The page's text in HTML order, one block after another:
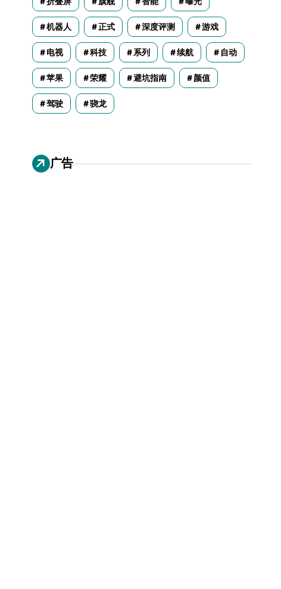
机器人 正式 深度评测 游戏
电视 科技 系列 续航 自动
苹果 荣耀 避坑指南 颜值
驾驶 骁龙
广告